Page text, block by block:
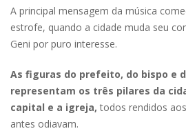
A principal mensagem da música
estrofe, quando a cidade muda seu
Geni por puro interesse.
As figuras do prefeito, do bispo e
representam os três pilares da
capital e a igreja, todos rendidos
antes odiavam.